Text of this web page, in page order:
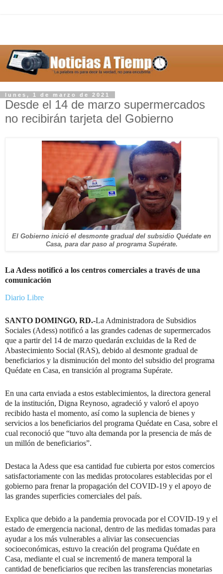
lunes, 1 de marzo de 2021
Desde el 14 de marzo supermercados
no recibirán tarjeta del Gobierno
El Gobierno inició el desmonte gradual del subsidio Quédate en
Casa, para dar paso al programa Supérate.
La Adess notificó a los centros comerciales a través de una
comunicación
Diario Libre
SANTO DOMINGO, RD.-La Administradora de Subsidios
Sociales (Adess) notificó a las grandes cadenas de supermercados
que a partir del 14 de marzo quedarán excluidas de la Red de
Abastecimiento Social (RAS), debido al desmonte gradual de
beneficiarios y la disminución del monto del subsidio del programa
Quédate en Casa, en transición al programa Supérate.
En una carta enviada a estos establecimientos, la directora general
de la institución, Digna Reynoso, agradeció y valoró el apoyo
recibido hasta el momento, así como la suplencia de bienes y
servicios a los beneficiarios del programa Quédate en Casa, sobre el
cual reconoció que “tuvo alta demanda por la presencia de más de
un millón de beneficiarios”.
Destaca la Adess que esa cantidad fue cubierta por estos comercios
satisfactoriamente con las medidas protocolares establecidas por el
gobierno para frenar la propagación del COVID-19 y el apoyo de
las grandes superficies comerciales del país.
Explica que debido a la pandemia provocada por el COVID-19 y el
estado de emergencia nacional, dentro de las medidas tomadas para
ayudar a los más vulnerables a aliviar las consecuencias
socioeconómicas, estuvo la creación del programa Quédate en
Casa, mediante el cual se incrementó de manera temporal la
cantidad de beneficiarios que reciben las transferencias monetarias